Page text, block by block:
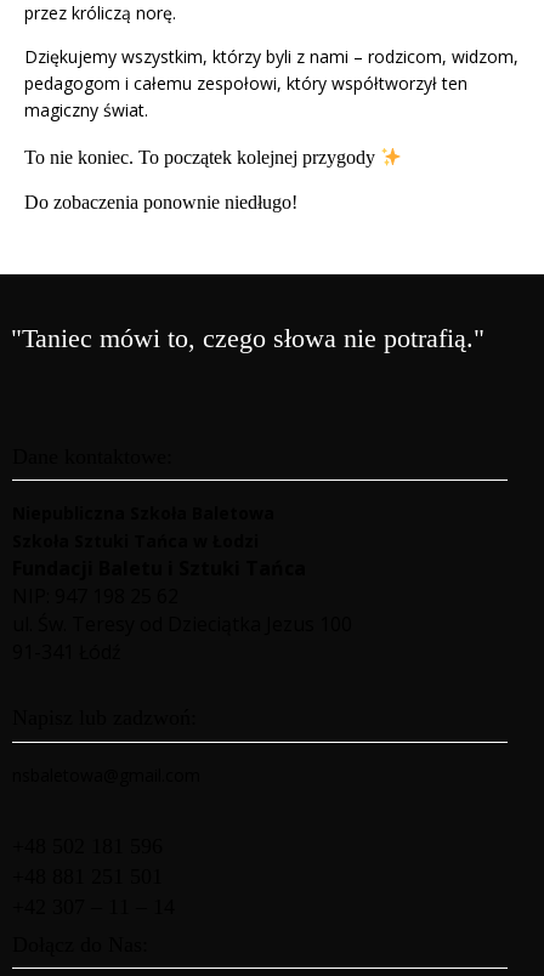
przez króliczą norę.
Dziękujemy wszystkim, którzy byli z nami – rodzicom, widzom,
pedagogom i całemu zespołowi, który współtworzył ten
magiczny świat.
To nie koniec. To początek kolejnej przygody
Do zobaczenia ponownie niedługo!
"Taniec mówi to, czego słowa nie potrafią."